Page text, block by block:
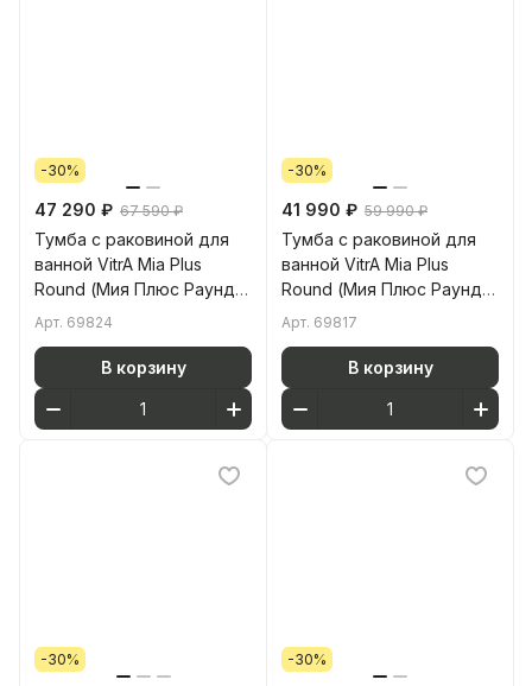
-30%
47 290 ₽ 67 590 ₽
Тумба с раковиной для
ванной VitrA Mia Plus
Round (Мия Плюс Раунд)
69824 80 см глянцевая
Арт. 69824
В корзину
-30%
41 990 ₽ 59 990 ₽
Тумба с раковиной для
ванной VitrA Mia Plus
Round (Мия Плюс Раунд)
69817 60 см золотой дуб
Арт. 69817
В корзину
-30% -30%